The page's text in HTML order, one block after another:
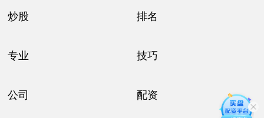
炒股 排名
专业 技巧
公司 配资